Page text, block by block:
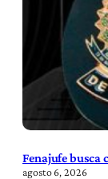
Fenajufe busca
agosto 6, 2026